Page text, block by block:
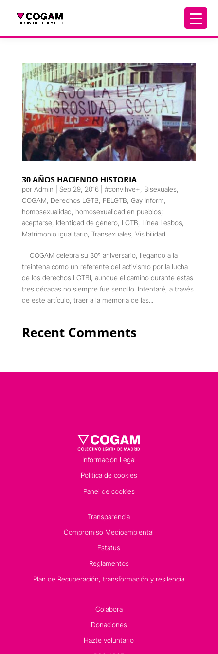
30 AÑOS HACIENDO HISTORIA
por Admin Sep 29, 2016| #convihve+ Bisexuales
COGAM Derechos LGTB FELGTB Gay Inform
homosexualidad homosexualidad en pueblos;
aceptarse Identidad de género, LGTB Línea Lesbos
Matrimonio igualitario, Transexuales Visibilidad
COGAM celebra su 30º aniversario, llegando a la
treintena como un referente del activismo por la lucha
de los derechos LGTBI, aunque el camino durante estas
tres décadas no siempre fue sencillo. Intentaré, a través
de este artículo, traer a la memoria de las...
Recent Comments
Información Legal
Política de cookies
Panel de cookies
Transparencia
Compromiso Medioambiental
Estatus
Reglamentos
Plan de Recuperación, transformación y resilencia
Colabora
Donaciones
Hazte voluntario